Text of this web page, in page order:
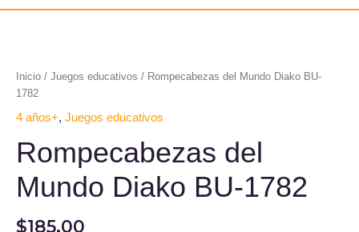
Inicio / Juegos educativos / Rompecabezas del Mundo Diako BU-
1782
4 años+, Juegos educativos
Rompecabezas del
Mundo Diako BU-1782
$185.00